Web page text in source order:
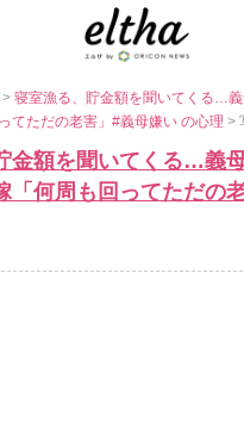
>寝室漁る、貯金額を聞いてくる…義
てただの老害」#義母嫌い の心理>
金額を聞いてくる…義
「何周も回ってただの